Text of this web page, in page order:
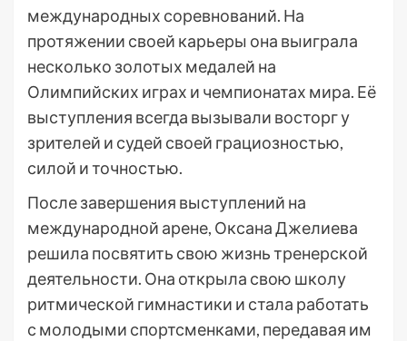
международных соревнований. На
протяжении своей карьеры она выиграла
несколько золотых медалей на
Олимпийских играх и чемпионатах мира. Её
выступления всегда вызывали восторг у
зрителей и судей своей грациозностью,
силой и точностью.
После завершения выступлений на
международной арене, Оксана Джелиева
решила посвятить свою жизнь тренерской
деятельности. Она открыла свою школу
ритмической гимнастики и стала работать
с молодыми спортсменками, передавая им